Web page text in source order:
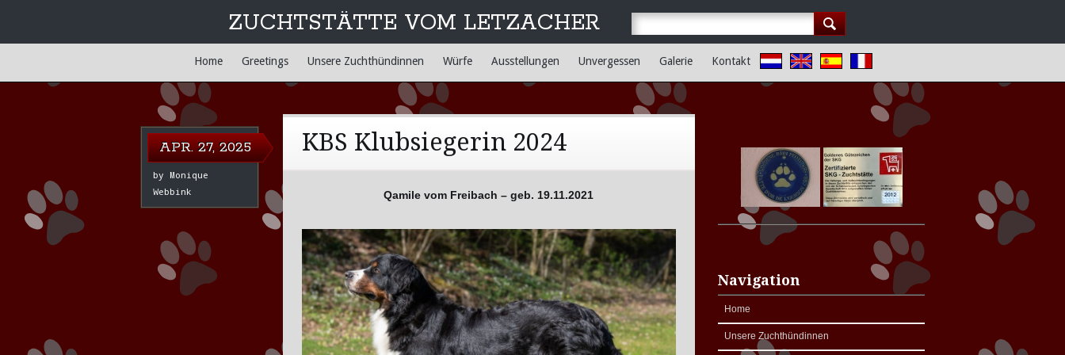
ZUCHTSTÄTTE VOM LETZACHER
Main menu
content
Home Greetings Unsere Zuchthündinnen Würfe Ausstellungen Unvergessen Galerie Kontakt
APR. 27, 2025
by Monique
Webbink
KBS Klubsiegerin 2024
Qamile vom Freibach – geb. 19.11.2021
Navigation
Home
Unsere Zuchthündinnen